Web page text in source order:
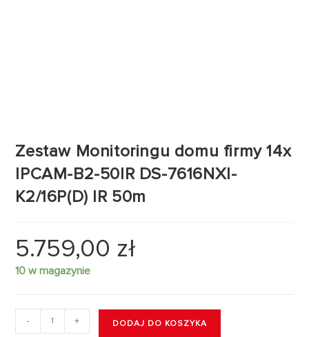
Zestaw Monitoringu domu firmy 14x
IPCAM-B2-50IR DS-7616NXI-
K2/16P(D) IR 50m
5.759,00 zł
10 w magazynie
- + DODAJ DO KOSZYKA